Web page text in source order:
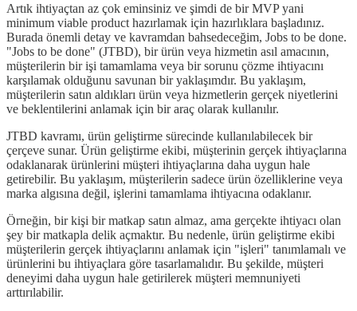
Artık ihtiyaçtan az çok eminsiniz ve şimdi de bir MVP yani
minimum viable product hazırlamak için hazırlıklara başladınız.
Burada önemli detay ve kavramdan bahsedeceğim, Jobs to be done.
"Jobs to be done" (JTBD), bir ürün veya hizmetin asıl amacının,
müşterilerin bir işi tamamlama veya bir sorunu çözme ihtiyacını
karşılamak olduğunu savunan bir yaklaşımdır. Bu yaklaşım,
müşterilerin satın aldıkları ürün veya hizmetlerin gerçek niyetlerini
ve beklentilerini anlamak için bir araç olarak kullanılır.
JTBD kavramı, ürün geliştirme sürecinde kullanılabilecek bir
çerçeve sunar. Ürün geliştirme ekibi, müşterinin gerçek ihtiyaçlarına
odaklanarak ürünlerini müşteri ihtiyaçlarına daha uygun hale
getirebilir. Bu yaklaşım, müşterilerin sadece ürün özelliklerine veya
marka algısına değil, işlerini tamamlama ihtiyacına odaklanır.
Örneğin, bir kişi bir matkap satın almaz, ama gerçekte ihtiyacı olan
şey bir matkapla delik açmaktır. Bu nedenle, ürün geliştirme ekibi
müşterilerin gerçek ihtiyaçlarını anlamak için "işleri" tanımlamalı ve
ürünlerini bu ihtiyaçlara göre tasarlamalıdır. Bu şekilde, müşteri
deneyimi daha uygun hale getirilerek müşteri memnuniyeti
arttırılabilir.